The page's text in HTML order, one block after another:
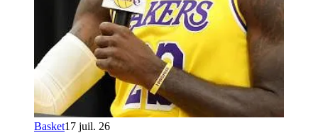
Basket17 juil. 26